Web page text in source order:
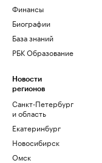
Финансы
Биографии
База знаний
РБК Образование
Новости
регионов
Санкт-Петербург
и область
Екатеринбург
Новосибирск
Омск